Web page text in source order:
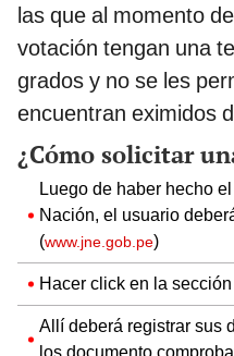
las que al momento
votación tengan una
grados y no se les
encuentran eximidos
¿Cómo solicitar
Luego de haber hecho
Nación, el usuario
(www.jne.gob.pe)
Hacer click en la
Allí deberá registrar sus